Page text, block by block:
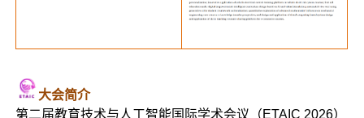
大会简介
第二届教育技术与人工智能国际学术会议（ETAIC 2026）